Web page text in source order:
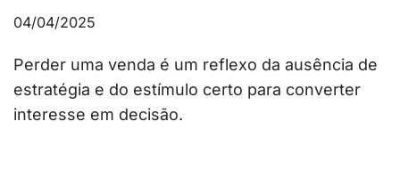
04/04/2025
Perder uma venda é um reflexo da ausência de
estratégia e do estímulo certo para converter
interesse em decisão.